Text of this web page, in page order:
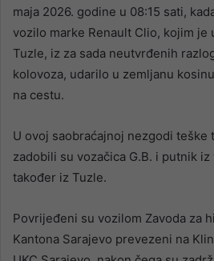
maja 2026. godine u 08:15 sati,
vozilo marke Renault Clio, kojim je
Tuzle, iz za sada neutvrđenih
kolovoza, udarilo u zemljanu
na cestu.
U ovoj saobraćajnoj nezgodi teške
zadobili su vozačica G.B. i putnik iz
također iz Tuzle.
Povrijeđeni su vozilom Zavoda za
Kantona Sarajevo prevezeni na